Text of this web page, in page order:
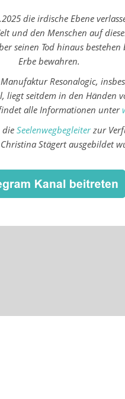
die irdische Ebene
und den Menschen auf
seinen Tod hinaus bestehen
Erbe bewahren.
Resonalogic,
liegt seitdem in den Händen
alle Informationen unter
die Seelenwegbegleiterzur
Stägert ausgebildet